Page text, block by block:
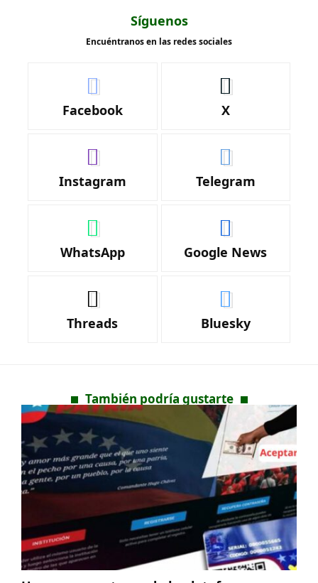
Síguenos
Encuéntranos en las redes sociales
Facebook X
Instagram Telegram
WhatsApp Google News
Threads Bluesky
También podría gustarte